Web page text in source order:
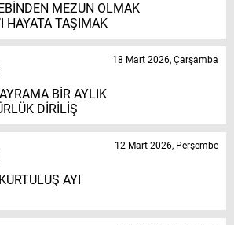
MEZUN OLMAK
HAYATA TAŞIMAK
BİR AYLIK
DİRİLİŞ
18 Mart 2026, Çarşamba
AYI
12 Mart 2026, Perşembe